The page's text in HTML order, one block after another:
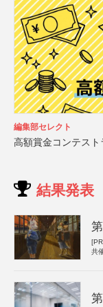
編集部セレクト
高額賞金コンテスト
結果発表
共